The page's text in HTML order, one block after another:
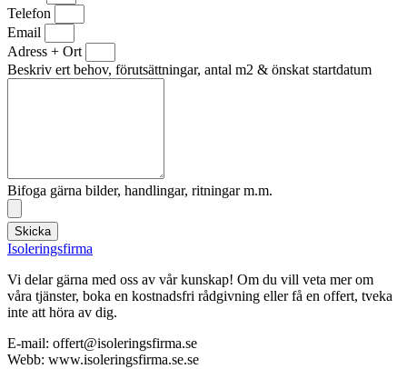
Telefon
Email
Adress + Ort
Beskriv ert behov, förutsättningar, antal m2 & önskat startdatum
Bifoga gärna bilder, handlingar, ritningar m.m.
Skicka
Isoleringsfirma
Vi delar gärna med oss av vår kunskap! Om du vill veta mer om
våra tjänster, boka en kostnadsfri rådgivning eller få en offert, tveka
inte att höra av dig.
E-mail: offert@isoleringsfirma.se
Webb: www.isoleringsfirma.se.se